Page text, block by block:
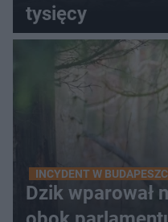
tysięcy
INCYDENT W
Dzik wparował